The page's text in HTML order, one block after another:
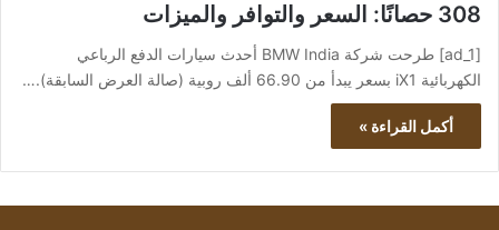
308 حصانًا: السعر والتوافر والميزات
[ad_1] طرحت شركة BMW India أحدث سيارات الدفع الرباعي
الكهربائية iX1 بسعر يبدأ من 66.90 ألف روبية (صالة العرض السابقة).…
أكمل القراءة »